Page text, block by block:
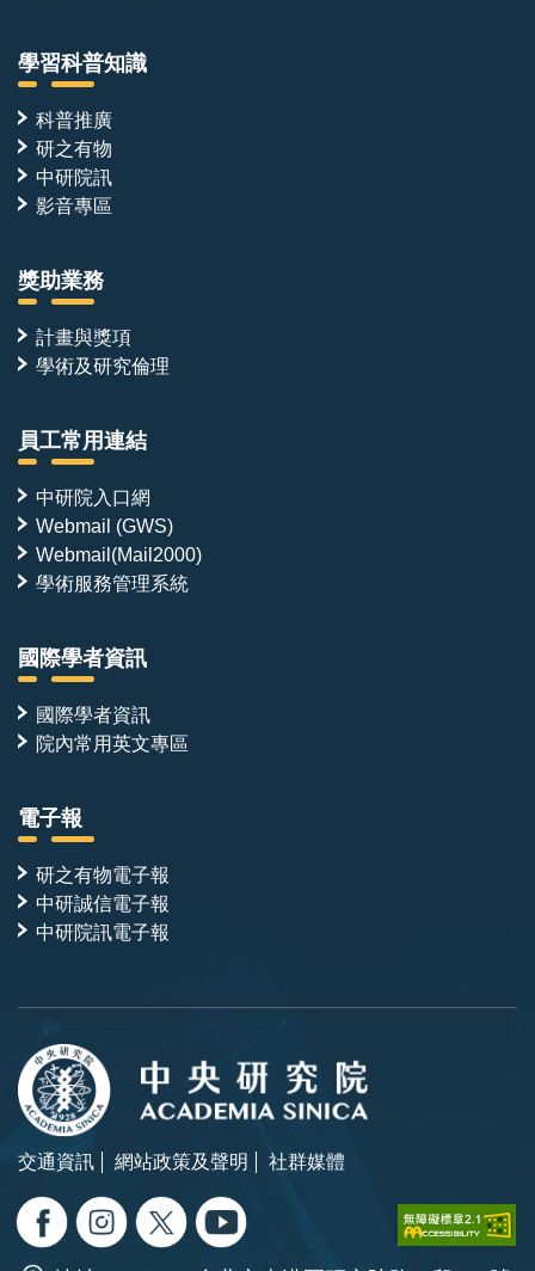
學習科普知識
科普推廣
研之有物
中研院訊
影音專區
獎助業務
計畫與獎項
學術及研究倫理
員工常用連結
中研院入口網
Webmail (GWS)
Webmail(Mail2000)
學術服務管理系統
國際學者資訊
國際學者資訊
院內常用英文專區
電子報
研之有物電子報
中研誠信電子報
中研院訊電子報
交通資訊 網站政策及聲明 社群媒體